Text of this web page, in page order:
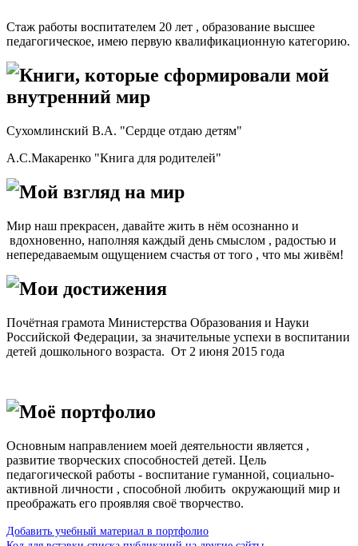
Стаж работы воспитателем 20 лет , образование высшее
педагогическое, имею первую квалификационную категорию.
Книги, которые сформировали мой
внутренний мир
Сухомлинский В.А. "Сердце отдаю детям"
А.С.Макаренко "Книга для родителей"
Мой взгляд на мир
Мир наш прекрасен, давайте жить в нём осознанно и
вдохновенно, наполняя каждый день смыслом , радостью и
непередаваемым ощущением счастья от того , что мы живём!
Мои достижения
Почётная грамота Министерства Образования и Науки
Российской Федерации, за значительные успехи в воспитании
детей дошкольного возраста. От 2 июня 2015 года
Моё портфолио
Основным направлением моей деятельности является ,
развитие творческих способностей детей. Цель
педагогической работы - воспитание гуманной, социально-
активной личности , способной любить окружающий мир и
преображать его проявляя своё творчество.
Добавить учебный материал в портфолио